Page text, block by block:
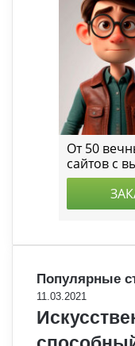
Популярные
11.03.2021